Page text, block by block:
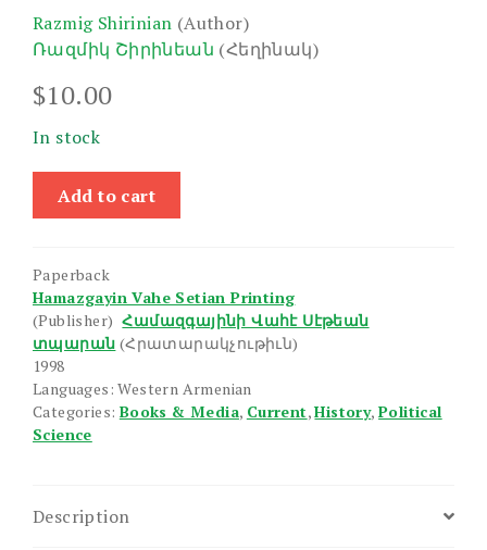
Razmig Shirinian (Author)
Ռազմիկ Շիրինեան (Հեղինակ)
$10.00
In stock
Zhamanakakits
Kaghakakan
Add to cart
Paperback
Hamazgayin Vahe Setian Printing
(Publisher) Համազգայինի Վահէ Սէթեան
տպարան (Հրատարակչութիւն)
1998
Languages: Western Armenian
Categories: Books & Media, Current,History,Political
Science
Description